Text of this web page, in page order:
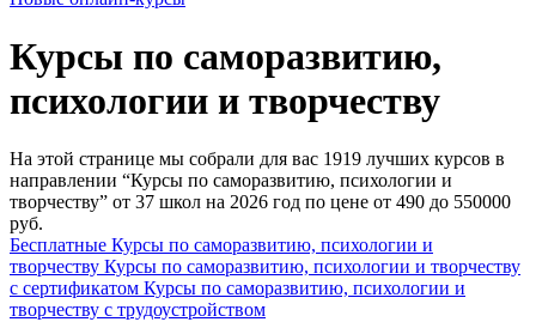
Курсы по саморазвитию,
психологии и творчеству
На этой странице мы собрали для вас 1919 лучших курсов в
направлении “Курсы по саморазвитию, психологии и
творчеству” от 37 школ на 2026 год по цене от 490 до 550000
руб.
Бесплатные Курсы по саморазвитию, психологии и
творчеству Курсы по саморазвитию, психологии и творчеству
с сертификатом Курсы по саморазвитию, психологии и
творчеству с трудоустройством